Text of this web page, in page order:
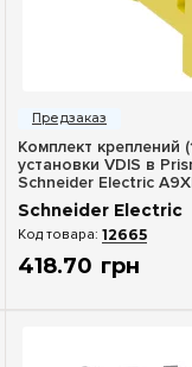
Комплект креплений
установки VDIS в
Schneider Electric
Schneider Electric
12665
418.70 грн